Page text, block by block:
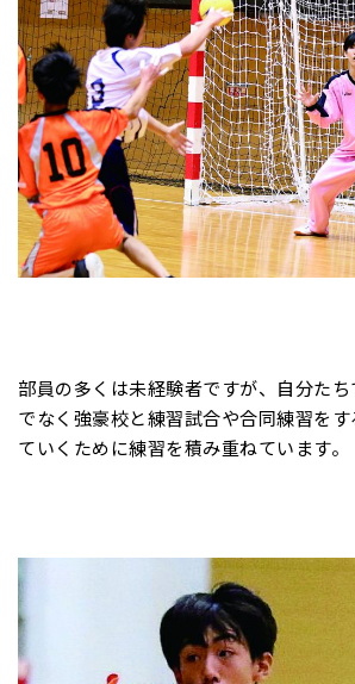
部員の多くは未経験者ですが、自分た
でなく強豪校と練習試合や合同練習を
ていくために練習を積み重ねています。